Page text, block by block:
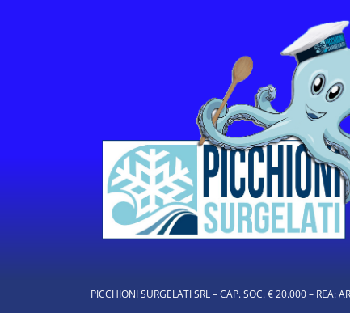
PICCHIONI SURGELATI SRL – CAP. SOC. € 20.000 – REA: